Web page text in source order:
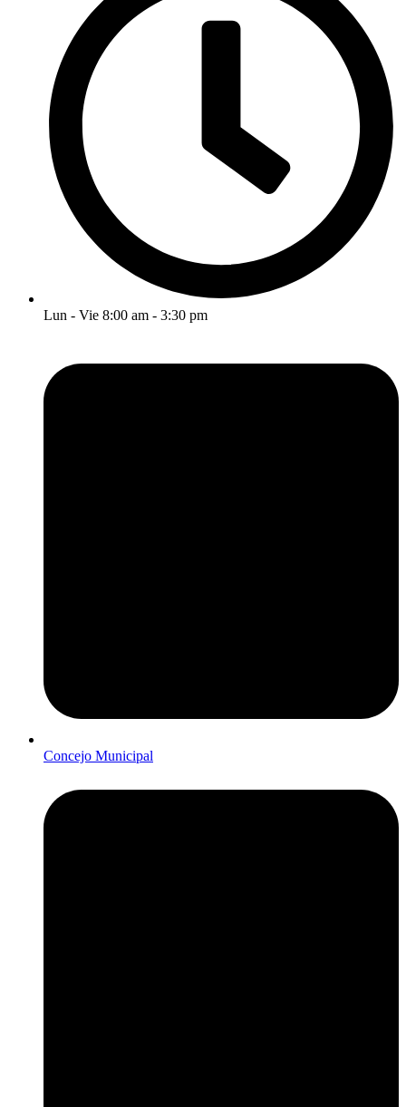
Lun - Vie 8:00 am - 3:30 pm
Concejo Municipal